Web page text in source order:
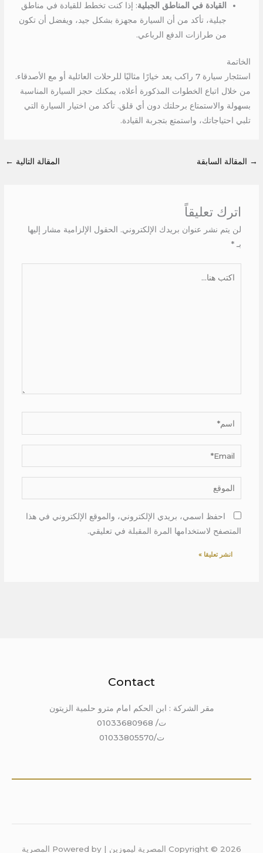
القيادة في المناطق الجبلية: إذا كنت تخطط للقيادة في مناطق
جبلية، تأكد من أن السيارة مجهزة بشكل جيد، ويفضل أن تكون
من طرازات الدفع الرباعي.
الخاتمة
استئجار سيارة 7 راكب يعد خيارًا مثاليًا للرحلات العائلية أو مع الأصدقاء.
من خلال اتباع الخطوات المذكورة أعلاه، يمكنك حجز السيارة المناسبة
بسهولة والاستمتاع برحلتك دون أي قلق. تأكد من اختيار السيارة التي
تلبي احتياجاتك، واستمتع بتجربة القيادة.
→ المقالة السابقة المقالة التالية ←
اترك تعليقاً
لن يتم نشر عنوان بريدك الإلكتروني. الحقول الإلزامية مشار إليها
بـ *
اسم*
Email*
الموقع
احفظ اسمي، بريدي الإلكتروني، والموقع الإلكتروني في هذا
المتصفح لاستخدامها المرة المقبلة في تعليقي.
Contact
مقر الشركة : ابن الحكم امام مترو حلمية الزيتون
ت/ 01033680968
ت/01033805570
Copyright © 2026 المصرية ليموزين | Powered by المصرية